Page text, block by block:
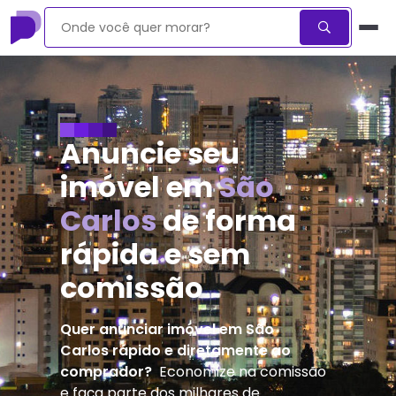
Anuncie seu
imóvel emSão
Carlosde forma
rápida e sem
comissão
Quer anunciar imóvel emSão
Carlosrápido e diretamente ao
comprador? Economize na comissão